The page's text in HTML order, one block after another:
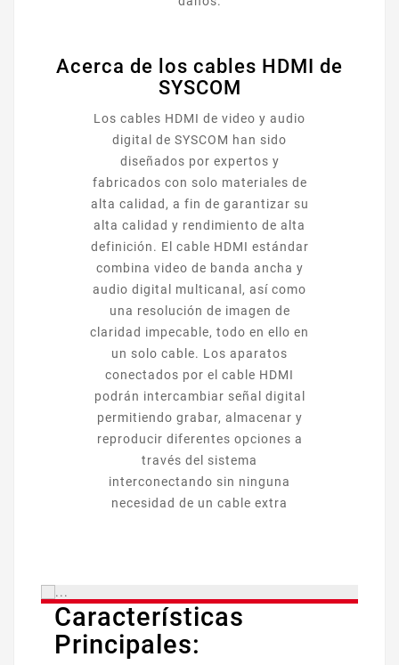
Acerca de los cables HDMI de
SYSCOM
Los cables HDMI de video y audio
digital de SYSCOM han sido
diseñados por expertos y
fabricados con solo materiales de
alta calidad, a fin de garantizar su
alta calidad y rendimiento de alta
definición. El cable HDMI estándar
combina video de banda ancha y
audio digital multicanal, así como
una resolución de imagen de
claridad impecable, todo en ello en
un solo cable. Los aparatos
conectados por el cable HDMI
podrán intercambiar señal digital
permitiendo grabar, almacenar y
reproducir diferentes opciones a
través del sistema
interconectando sin ninguna
necesidad de un cable extra
Características
Principales: